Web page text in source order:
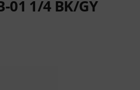
01 1/4 BK/GY